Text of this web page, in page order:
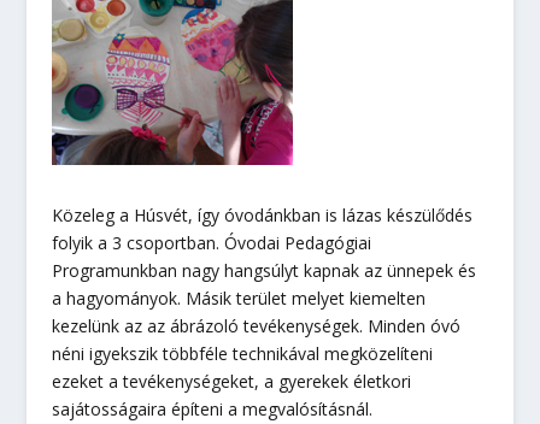
Közeleg a Húsvét, így óvodánkban is lázas készülődés
folyik a 3 csoportban. Óvodai Pedagógiai
Programunkban nagy hangsúlyt kapnak az ünnepek és
a hagyományok. Másik terület melyet kiemelten
kezelünk az az ábrázoló tevékenységek. Minden óvó
néni igyekszik többféle technikával megközelíteni
ezeket a tevékenységeket, a gyerekek életkori
sajátosságaira építeni a megvalósításnál.